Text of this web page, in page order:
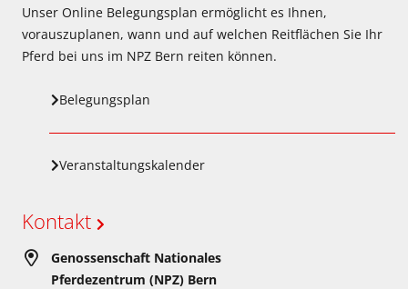
Unser Online Belegungsplan ermöglicht es Ihnen,
vorauszuplanen, wann und auf welchen Reitflächen Sie Ihr
Pferd bei uns im NPZ Bern reiten können.
Belegungsplan
Veranstaltungskalender
Kontakt
Genossenschaft Nationales
Pferdezentrum (NPZ) Bern